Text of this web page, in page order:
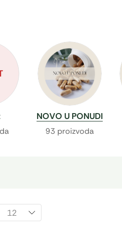
NOVO U PONUDI
93 proizvoda